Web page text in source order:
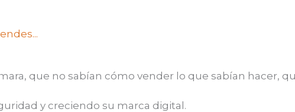
que no sabían cómo vender lo que sabían hacer,
y creciendo su marca digital.